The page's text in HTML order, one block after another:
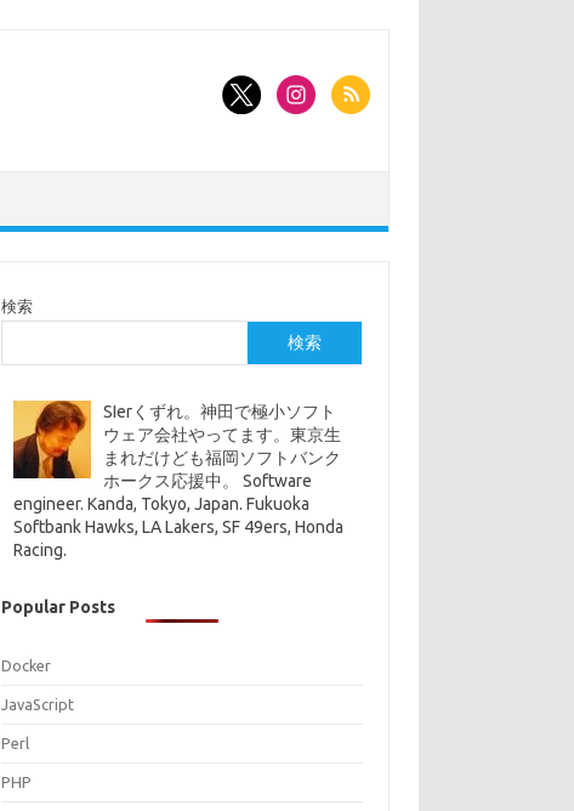
検索
検索
SIerくずれ。神田で極小ソフト
ウェア会社やってます。東京生
まれだけども福岡ソフトバンク
ホークス応援中。 Software
engineer. Kanda, Tokyo, Japan. Fukuoka
Softbank Hawks, LA Lakers, SF 49ers, Honda
Racing.
Popular Posts
Docker
JavaScript
Perl
PHP